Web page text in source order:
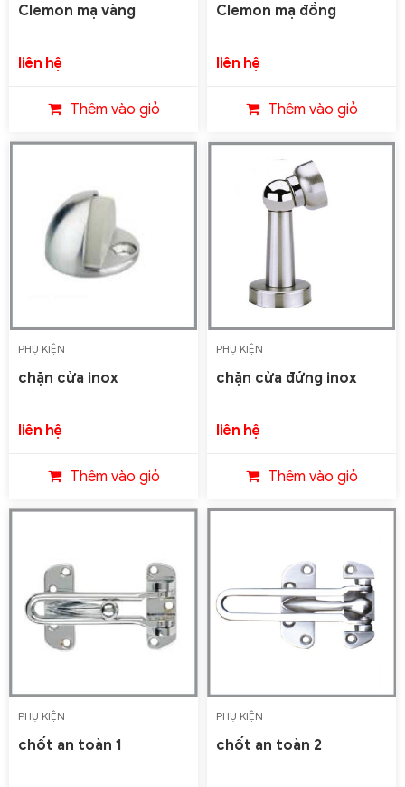
Clemon mạ vàng
liên hệ
Thêm vào giỏ
Clemon mạ đồng
liên hệ
Thêm vào giỏ
PHỤ KIỆN
chặn cửa inox
liên hệ
Thêm vào giỏ
PHỤ KIỆN
chặn cửa đứng inox
liên hệ
Thêm vào giỏ
PHỤ KIỆN
chốt an toàn 1
PHỤ KIỆN
chốt an toàn 2